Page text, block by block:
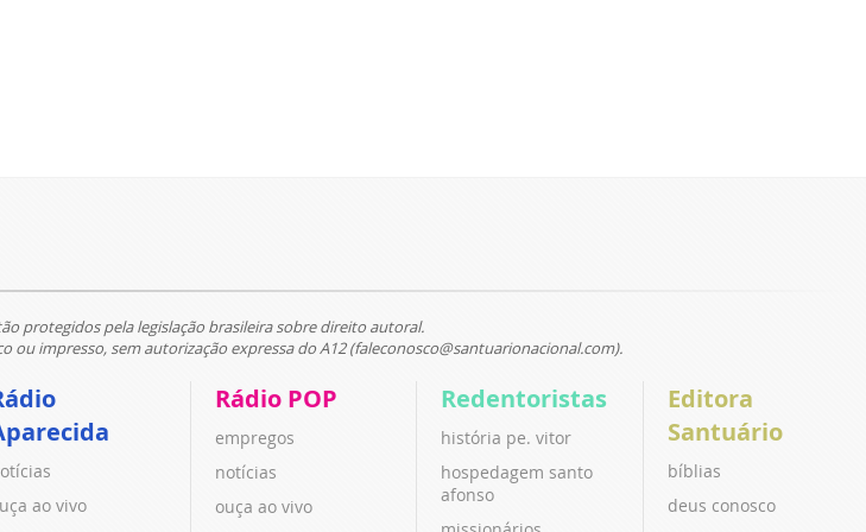
protegidos pela legislação brasileira sobre direito autoral.
impresso, sem autorização expressa do A12 (faleconosco@santuarionacional.com).
ao vivo
Rádio POP
empregos
notícias
ouça ao vivo
Redentoristas
história pe. vitor
hospedagem santo
afonso
Editora
Santuário
bíblias
deus conosco